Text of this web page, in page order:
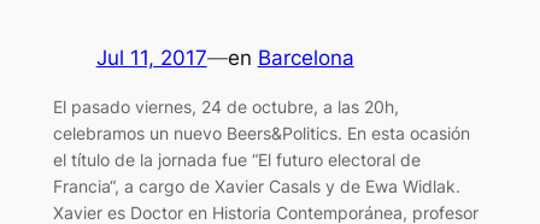
Jul 11, 2017—en Barcelona
El pasado viernes, 24 de octubre, a las 20h,
celebramos un nuevo Beers&Politics. En esta ocasión
el título de la jornada fue “El futuro electoral de
Francia“, a cargo de Xavier Casals y de Ewa Widlak.
Xavier es Doctor en Historia Contemporánea, profesor